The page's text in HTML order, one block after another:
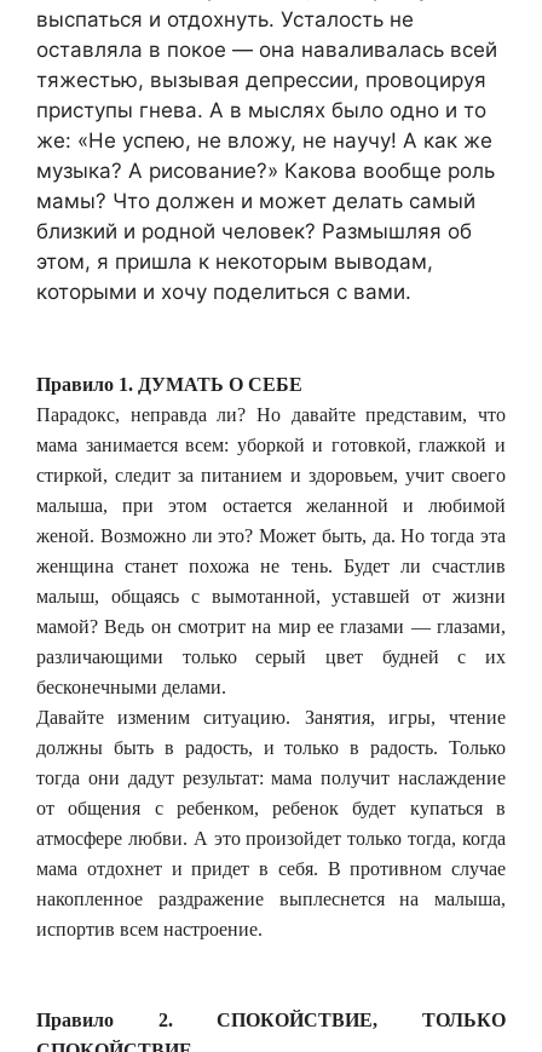
выспаться и отдохнуть. Усталость не
оставляла в покое — она наваливалась всей
тяжестью, вызывая депрессии, провоцируя
приступы гнева. А в мыслях было одно и то
же: «Не успею, не вложу, не научу! А как же
музыка? А рисование?» Какова вообще роль
мамы? Что должен и может делать самый
близкий и родной человек? Размышляя об
этом, я пришла к некоторым выводам,
которыми и хочу поделиться с вами.
Правило 1. ДУМАТЬ О СЕБЕ
Парадокс, неправда ли? Но давайте представим, что
мама занимается всем: уборкой и готовкой, глажкой и
стиркой, следит за питанием и здоровьем, учит своего
малыша, при этом остается желанной и любимой
женой. Возможно ли это? Может быть, да. Но тогда эта
женщина станет похожа не тень. Будет ли счастлив
малыш, общаясь с вымотанной, уставшей от жизни
мамой? Ведь он смотрит на мир ее глазами — глазами,
различающими только серый цвет будней с их
бесконечными делами.
Давайте изменим ситуацию. Занятия, игры, чтение
должны быть в радость, и только в радость. Только
тогда они дадут результат: мама получит наслаждение
от общения с ребенком, ребенок будет купаться в
атмосфере любви. А это произойдет только тогда, когда
мама отдохнет и придет в себя. В противном случае
накопленное раздражение выплеснется на малыша,
испортив всем настроение.
Правило 2. СПОКОЙСТВИЕ, ТОЛЬКО